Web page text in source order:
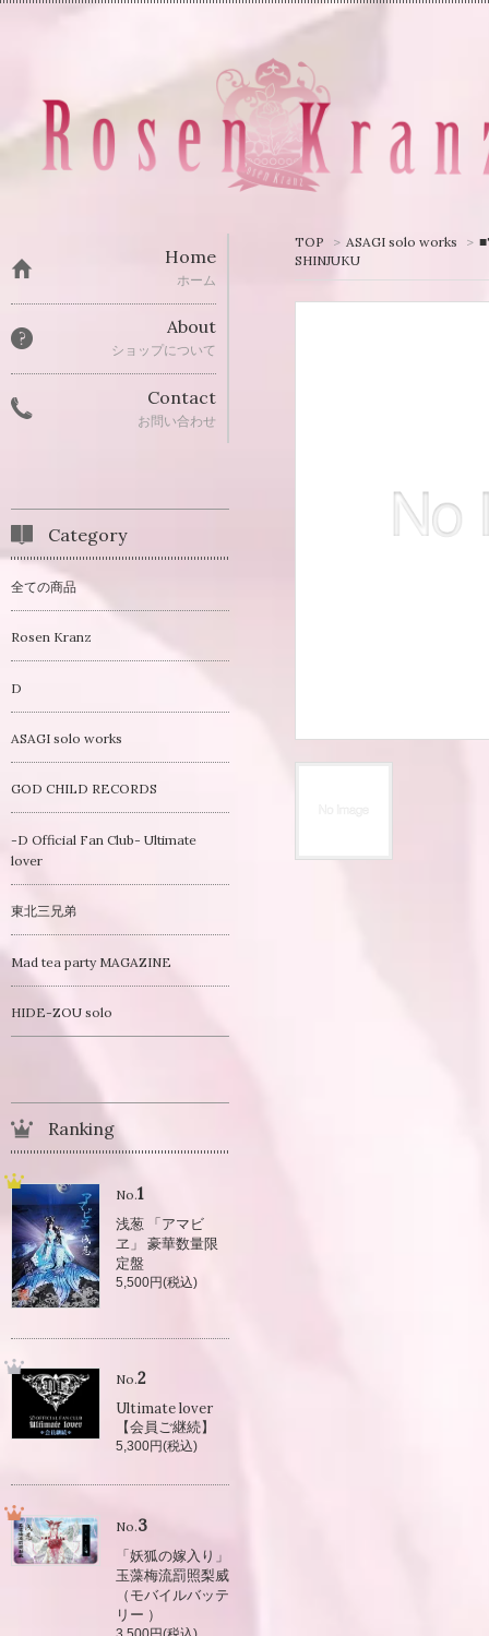
TOP > ASAGI solo works >
SHINJUKU
Home
ホーム
About
ショップについて
Contact
お問い合わせ
Category
全ての商品
Rosen Kranz
D
ASAGI solo works
GOD CHILD RECORDS
-D Official Fan Club- Ultimate
lover
東北三兄弟
Mad tea party MAGAZINE
HIDE-ZOU solo
Ranking
No.1
浅葱 「アマビ
ヱ」 豪華数量限
定盤
5,500円(税込)
No.2
Ultimate lover
【会員ご継続】
5,300円(税込)
No.3
「妖狐の嫁入り」
玉藻梅流罰照梨威
（モバイルバッテ
リー ）